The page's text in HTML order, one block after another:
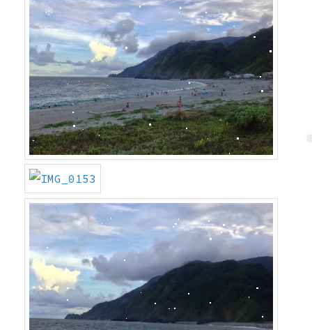
❆
❆